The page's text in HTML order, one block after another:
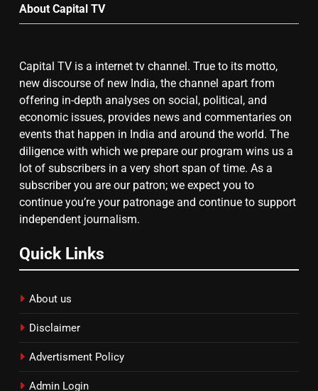
बढ़ा पंचायतों का बजट
7
गाजा युद्धविराम को लेकर बड़ी खबरें
8
चुनाव से पहले लालू परिवार पर बड़ा झटका,
दिल्ली कोर्ट ने IRCTC घोटाले में आरोप
तय किए
About Capital TV
Capital TV is a internet tv channel. True to its motto,
new discourse of new India, the channel apart from
offering in-depth analyses on social, political, and
economic issues, provides news and commentaries on
events that happen in India and around the world. The
diligence with which we prepare our program wins us a
lot of subscribers in a very short span of time. As a
subscriber you are our patron; we expect you to
continue you’re your patronage and continue to support
independent journalism.
Quick Links
About us
Disclaimer
Advertisment Policy
Admin Login